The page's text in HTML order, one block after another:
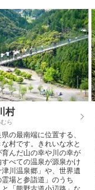
村
ら
の最南端に位置する、
村です。きれいな水と
んだ山の幸や川の幸が
べての温泉が源泉かけ
川温泉郷」や、世界遺
場と参詣道」のうち